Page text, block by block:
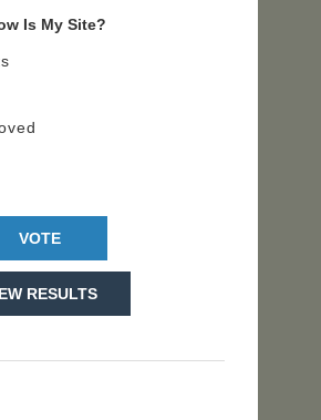
Is My Site?
RESULTS